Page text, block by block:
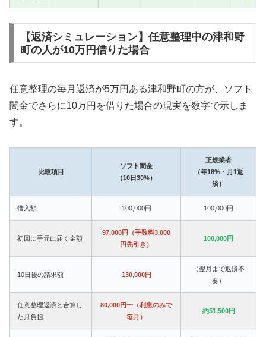
【返済シミュレーション】任意整理中の津和野
町の人が10万円借りた場合
任意整理の毎月返済が5万円ある津和野町の方が、ソフト
闇金でさらに10万円を借りた場合の現実を数字で示しま
す。
比較項目
ソフト闇金
（10日30%）
正規業者
（年18%・月1返
済）
借入額 100,000円 100,000円
初回に手元に届く金額
97,000円（手数料3,000
円先引き）
100,000円
10日後の請求額 130,000円
（翌月まで返済不
要）
任意整理返済と合算し
た月負担
80,000円〜（利息のみで
毎月）
約51,500円